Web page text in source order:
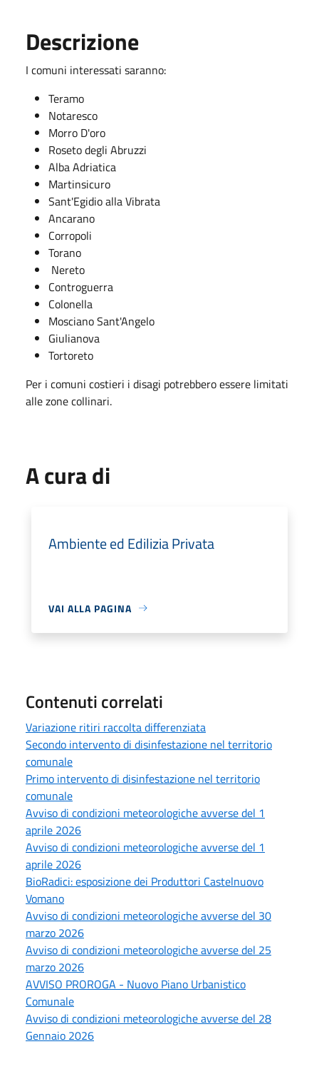
Descrizione
I comuni interessati saranno:
Teramo
Notaresco
Morro D'oro
Roseto degli Abruzzi
Alba Adriatica
Martinsicuro
Sant'Egidio alla Vibrata
Ancarano
Corropoli
Torano
Nereto
Controguerra
Colonella
Mosciano Sant'Angelo
Giulianova
Tortoreto
Per i comuni costieri i disagi potrebbero essere limitati
alle zone collinari.
A cura di
Ambiente ed Edilizia Privata
VAI ALLA PAGINA
Contenuti correlati
Variazione ritiri raccolta differenziata
Secondo intervento di disinfestazione nel territorio
comunale
Primo intervento di disinfestazione nel territorio
comunale
Avviso di condizioni meteorologiche avverse del 1
aprile 2026
Avviso di condizioni meteorologiche avverse del 1
aprile 2026
BioRadici: esposizione dei Produttori Castelnuovo
Vomano
Avviso di condizioni meteorologiche avverse del 30
marzo 2026
Avviso di condizioni meteorologiche avverse del 25
marzo 2026
AVVISO PROROGA - Nuovo Piano Urbanistico
Comunale
Avviso di condizioni meteorologiche avverse del 28
Gennaio 2026